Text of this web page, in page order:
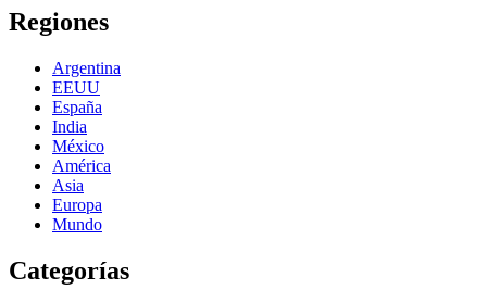
Regiones
Argentina
EEUU
España
India
México
América
Asia
Europa
Mundo
Categorías